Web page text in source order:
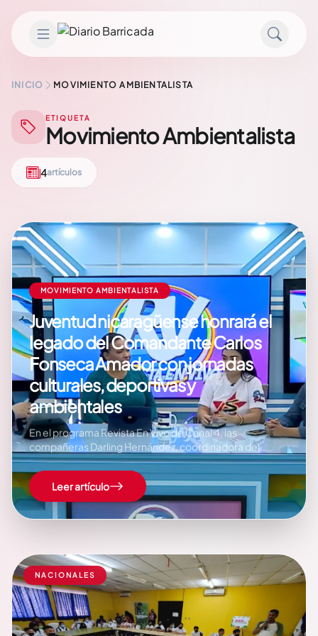
INICIO MOVIMIENTO AMBIENTALISTA
ETIQUETA
Movimiento Ambientalista
4artículos
MOVIMIENTO AMBIENTALISTA
Juventud nicaragüense honrará el
legado del Comandante Carlos
Fonseca Amador con jornadas
culturales, deportivas y
ambientales
En el programa Revista En Vivo de Canal 4, las
compañeras Darling Hernández, coordinadora del
Movimiento Ambientalista Guardabarranco, y Brenda
Flores, coordinadora del Movimiento Cultural Leonel
Rugama, compartieron los detalles de la jornada
nacional en homenaje al Comandante Carlos Fonseca
Amador, fundador del Frente Sandinista de Liberación…
Leer artículo
NACIONALES